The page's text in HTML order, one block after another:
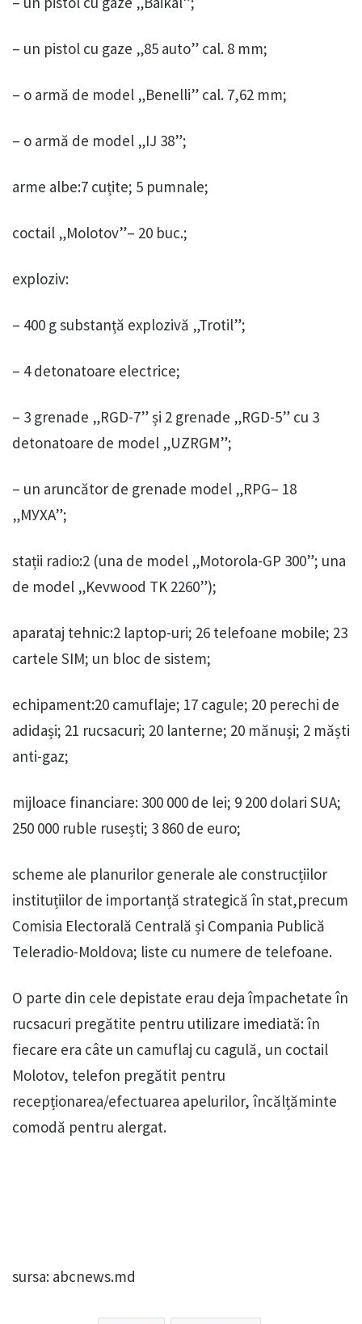
– un pistol cu gaze „85 auto” cal. 8 mm;
– o armă de model „Benelli” cal. 7,62 mm;
– o armă de model „IJ 38”;
arme albe:7 cuțite; 5 pumnale;
coctail „Molotov”– 20 buc.;
exploziv:
– 400 g substanță explozivă „Trotil”;
– 4 detonatoare electrice;
– 3 grenade „RGD-7” și 2 grenade „RGD-5” cu 3
detonatoare de model „UZRGM”;
– un aruncător de grenade model „RPG– 18
„MУXA”;
stații radio:2 (una de model „Motorola-GP 300”; una
de model „Kevwood TK 2260”);
aparataj tehnic:2 laptop-uri; 26 telefoane mobile; 23
cartele SIM; un bloc de sistem;
echipament:20 camuflaje; 17 cagule; 20 perechi de
adidași; 21 rucsacuri; 20 lanterne; 20 mănuși; 2 măști
anti-gaz;
mijloace financiare: 300 000 de lei; 9 200 dolari SUA;
250 000 ruble rusești; 3 860 de euro;
scheme ale planurilor generale ale construcțiilor
instituțiilor de importanță strategică în stat,precum
Comisia Electorală Centrală și Compania Publică
Teleradio-Moldova; liste cu numere de telefoane.
O parte din cele depistate erau deja împachetate în
rucsacuri pregătite pentru utilizare imediată: în
fiecare era câte un camuflaj cu cagulă, un coctail
Molotov, telefon pregătit pentru
recepționarea/efectuarea apelurilor, încălțăminte
comodă pentru alergat.
sursa: abcnews.md